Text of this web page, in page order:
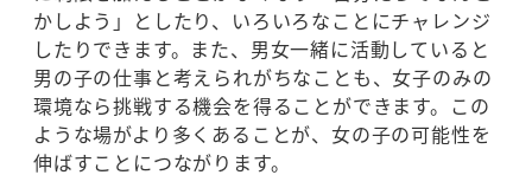
かしよう」としたり、いろいろなことにチャレンジ
したりできます。また、男女一緒に活動していると
男の子の仕事と考えられがちなことも、女子のみの
環境なら挑戦する機会を得ることができます。この
ような場がより多くあることが、女の子の可能性を
伸ばすことにつながります。